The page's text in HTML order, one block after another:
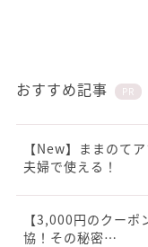
おすすめ記事 PR
【New】ままのて
夫婦で使える！
【3,000円のクー
協！その秘密…